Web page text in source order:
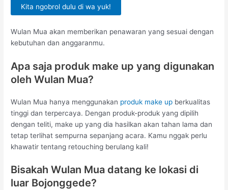
Kita ngobrol dulu di wa yuk!
Wulan Mua akan memberikan penawaran yang sesuai dengan
kebutuhan dan anggaranmu.
Apa saja produk make up yang digunakan
oleh Wulan Mua?
Wulan Mua hanya menggunakan produk make up berkualitas
tinggi dan terpercaya. Dengan produk-produk yang dipilih
dengan teliti, make up yang dia hasilkan akan tahan lama dan
tetap terlihat sempurna sepanjang acara. Kamu nggak perlu
khawatir tentang retouching berulang kali!
Bisakah Wulan Mua datang ke lokasi di
luar Bojonggede?